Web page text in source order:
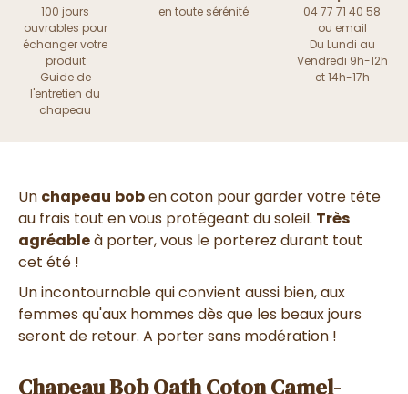
100 jours
ouvrables pour
échanger votre
produit
Guide de
l'entretien du
chapeau
en toute sérénité
04 77 71 40 58
ou email
Du Lundi au
Vendredi 9h-12h
et 14h-17h
Un chapeau boben coton pour garder votre tête
au frais tout en vous protégeant du soleil. Très
agréableà porter, vous le porterez durant tout
cet été !
Un incontournable qui convient aussi bien, aux
femmes qu'aux hommes dès que les beaux jours
seront de retour. A porter sans modération !
Chapeau Bob Oath Coton Camel-